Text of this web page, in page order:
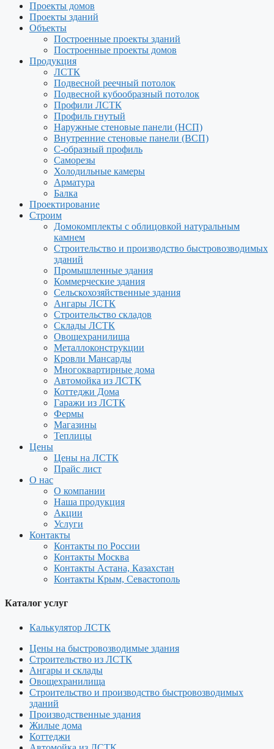
Проекты домов
Проекты зданий
Объекты
Построенные проекты зданий
Построенные проекты домов
Продукция
ЛСТК
Подвесной реечный потолок
Подвесной кубообразный потолок
Профили ЛСТК
Профиль гнутый
Наружные стеновые панели (НСП)
Внутренние стеновые панели (ВСП)
С-образный профиль
Саморезы
Холодильные камеры
Арматура
Балка
Проектирование
Строим
Домокомплекты с облицовкой натуральным
камнем
Строительство и производство быстровозводимых
зданий
Промышленные здания
Коммерческие здания
Сельскохозяйственные здания
Ангары ЛСТК
Строительство складов
Склады ЛСТК
Овощехранилища
Металлоконструкции
Кровли Мансарды
Многоквартирные дома
Автомойка из ЛСТК
Коттеджи Дома
Гаражи из ЛСТК
Фермы
Магазины
Теплицы
Цены
Цены на ЛСТК
Прайс лист
О нас
О компании
Наша продукция
Акции
Услуги
Контакты
Контакты по России
Контакты Москва
Контакты Астана, Казахстан
Контакты Крым, Севастополь
Каталог услуг
Калькулятор ЛСТК
Цены на быстровозводимые здания
Строительство из ЛСТК
Ангары и склады
Овощехранилища
Строительство и производство быстровозводимых
зданий
Производственные здания
Жилые дома
Коттеджи